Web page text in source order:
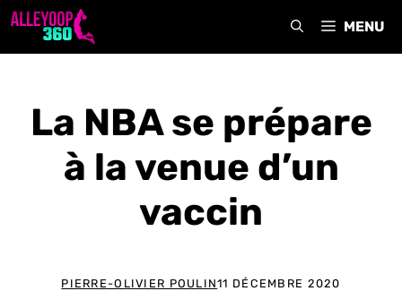
Aller
MENU
La NBA se prépare
à la venue d’un
vaccin
PIERRE-OLIVIER POULIN11 DÉCEMBRE 2020